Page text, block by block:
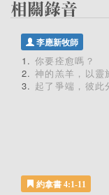
李應新牧師
你要痊愈嗎？
神的羔羊，以靈
起了爭端，彼此
約拿書 4:1-11